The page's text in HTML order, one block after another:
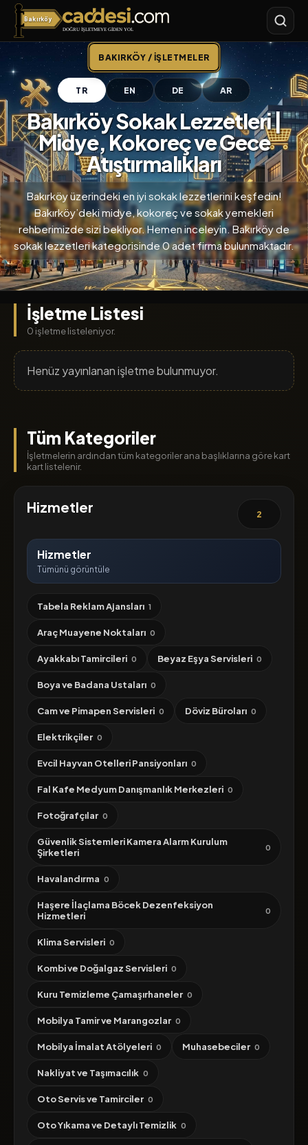
Bakırköy
Bakırköy
BAKIRKÖY / İŞLETMELER
TR EN DE AR
Bakırköy Sokak Lezzetleri |
Midye, Kokoreç ve Gece
Atıştırmalıkları
Bakırköy üzerindeki en iyi sokak lezzetlerini keşfedin!
Bakırköy’deki midye, kokoreç ve sokak yemekleri
rehberimizde sizi bekliyor. Hemen inceleyin. Bakırköy de
sokak lezzetleri kategorisinde 0 adet firma bulunmaktadır.
İşletme Listesi
0 işletme listeleniyor.
Henüz yayınlanan işletme bulunmuyor.
Tüm Kategoriler
İşletmelerin ardından tüm kategoriler ana başlıklarına göre kart
kart listelenir.
Hizmetler 2
Hizmetler
Tümünü görüntüle
Tabela Reklam Ajansları 1
Araç Muayene Noktaları 0
Ayakkabı Tamircileri 0 Beyaz Eşya Servisleri 0
Boya ve Badana Ustaları 0
Cam ve Pimapen Servisleri 0 Döviz Büroları 0
Elektrikçiler 0
Evcil Hayvan Otelleri Pansiyonları 0
Fal Kafe Medyum Danışmanlık Merkezleri 0
Fotoğrafçılar 0
Güvenlik Sistemleri Kamera Alarm Kurulum
Şirketleri
0
Havalandırma 0
Haşere İlaçlama Böcek Dezenfeksiyon
Hizmetleri
0
Klima Servisleri 0
Kombi ve Doğalgaz Servisleri 0
Kuru Temizleme Çamaşırhaneler 0
Mobilya Tamir ve Marangozlar 0
Mobilya İmalat Atölyeleri 0 Muhasebeciler 0
Nakliyat ve Taşımacılık 0
Oto Servis ve Tamirciler 0
Oto Yıkama ve Detaylı Temizlik 0